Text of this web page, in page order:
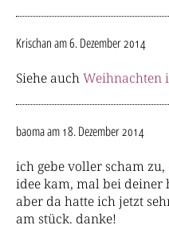
Krischanam 6. Dezember 2014
Siehe auchWeihnachten
baomaam 18. Dezember 2014
ich gebe voller scham
idee kam, mal bei deiner
aber da hatte ich jetzt
am stück. danke!